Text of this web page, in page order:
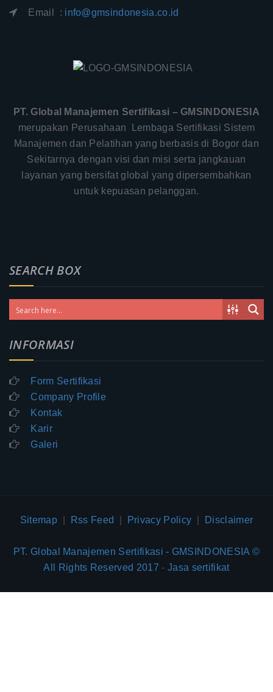
Email : info@gmsindonesia.co.id
PT. Global Manajemen Sertifikasi – GMSINDONESIA
merupakan Perusahaan Lembaga Sertifikasi Sistem
Manajemen dan Pelatihan yang berbasis di Bogor dan
Sekitarnya dengan visi dan misi serta jangkauan
layanan yang bersifat global yang dipersembahkan
untuk kepuasan pelanggan.
SEARCH BOX
INFORMASI
Form Sertifikasi
Company Profile
Kontak
Karir
Galeri
Sitemap Rss Feed Privacy Policy Disclaimer
PT. Global Manajemen Sertifikasi - GMSINDONESIA ©
All Rights Reserved 2017 - Jasa sertifikat